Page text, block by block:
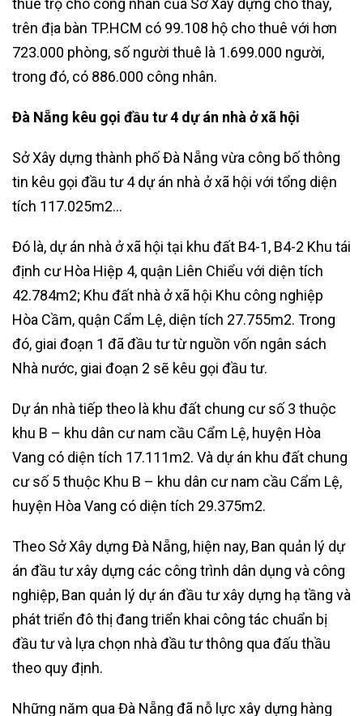
thuê trọ cho công nhân của Sở Xây dựng cho thấy,
trên địa bàn TP.HCM có 99.108 hộ cho thuê với hơn
723.000 phòng, số người thuê là 1.699.000 người,
trong đó, có 886.000 công nhân.
Đà Nẵng kêu gọi đầu tư 4 dự án nhà ở xã hội
Sở Xây dựng thành phố Đà Nẵng vừa công bố thông
tin kêu gọi đầu tư 4 dự án nhà ở xã hội với tổng diện
tích 117.025m2…
Đó là, dự án nhà ở xã hội tại khu đất B4-1, B4-2 Khu tái
định cư Hòa Hiệp 4, quận Liên Chiểu với diện tích
42.784m2; Khu đất nhà ở xã hội Khu công nghiệp
Hòa Cầm, quận Cẩm Lệ, diện tích 27.755m2. Trong
đó, giai đoạn 1 đã đầu tư từ nguồn vốn ngân sách
Nhà nước, giai đoạn 2 sẽ kêu gọi đầu tư.
Dự án nhà tiếp theo là khu đất chung cư số 3 thuộc
khu B – khu dân cư nam cầu Cẩm Lệ, huyện Hòa
Vang có diện tích 17.111m2. Và dự án khu đất chung
cư số 5 thuộc Khu B – khu dân cư nam cầu Cẩm Lệ,
huyện Hòa Vang có diện tích 29.375m2.
Theo Sở Xây dựng Đà Nẵng, hiện nay, Ban quản lý dự
án đầu tư xây dựng các công trình dân dụng và công
nghiệp, Ban quản lý dự án đầu tư xây dựng hạ tầng và
phát triển đô thị đang triển khai công tác chuẩn bị
đầu tư và lựa chọn nhà đầu tư thông qua đấu thầu
theo quy định.
Những năm qua Đà Nẵng đã nỗ lực xây dựng hàng